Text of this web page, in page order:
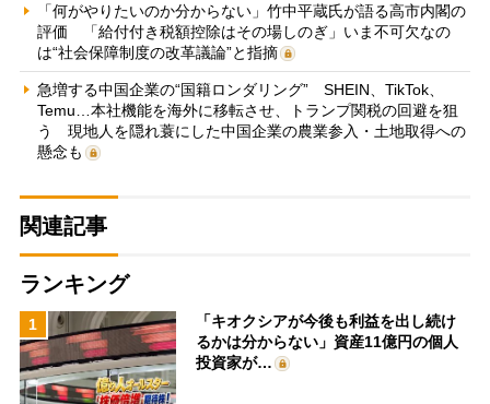
「何がやりたいのか分からない」竹中平蔵氏が語る高市内閣の
評価 「給付付き税額控除はその場しのぎ」いま不可欠なの
は“社会保障制度の改革議論”と指摘
急増する中国企業の“国籍ロンダリング” SHEIN、TikTok、
Temu…本社機能を海外に移転させ、トランプ関税の回避を狙
う 現地人を隠れ蓑にした中国企業の農業参入・土地取得への
懸念も
関連記事
ランキング
1
「キオクシアが今後も利益を出し続け
るかは分からない」資産11億円の個人
投資家が…